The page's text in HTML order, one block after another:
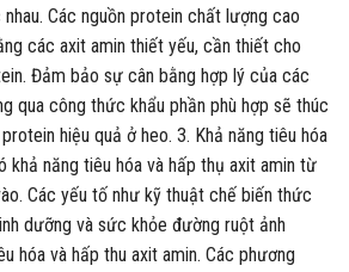
Các nguồn protein chất lượng cao
các axit amin thiết yếu, cần thiết cho
Đảm bảo sự cân bằng hợp lý của các
qua công thức khẩu phần phù hợp sẽ thúc
hiệu quả ở heo. 3. Khả năng tiêu hóa
khả năng tiêu hóa và hấp thụ axit amin từ
Các yếu tố như kỹ thuật chế biến thức
dưỡng và sức khỏe đường ruột ảnh
hóa và hấp thu axit amin. Các phương